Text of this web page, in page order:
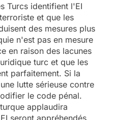
Turcs identifient l'EI
et que les
des mesures plus
n'est pas en mesure
en raison des lacunes
turc et que les
parfaitement. Si la
lutte sérieuse contre
le code pénal.
applaudira
seront appréhendés